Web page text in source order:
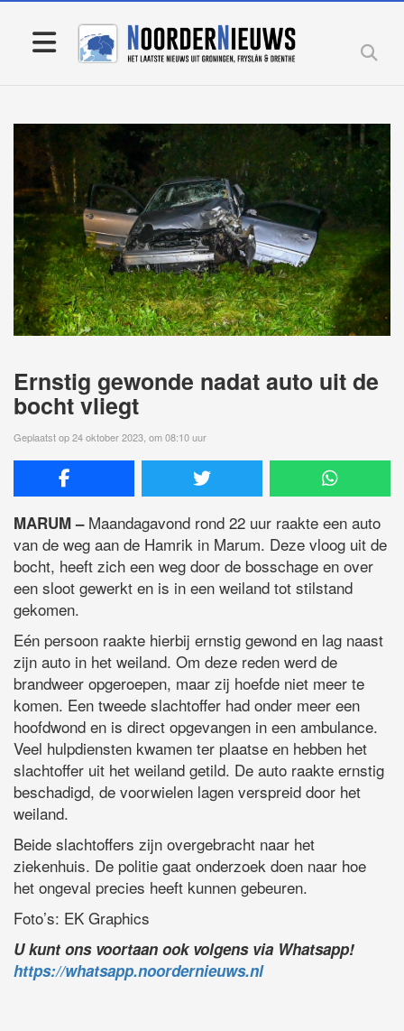
Ernstig gewonde nadat auto uit de
bocht vliegt
Geplaatst op 24 oktober 2023, om 08:10 uur
MARUM –Maandagavond rond 22 uur raakte een auto
van de weg aan de Hamrik in Marum. Deze vloog uit de
bocht, heeft zich een weg door de bosschage en over
een sloot gewerkt en is in een weiland tot stilstand
gekomen.
Eén persoon raakte hierbij ernstig gewond en lag naast
zijn auto in het weiland. Om deze reden werd de
brandweer opgeroepen, maar zij hoefde niet meer te
komen. Een tweede slachtoffer had onder meer een
hoofdwond en is direct opgevangen in een ambulance.
Veel hulpdiensten kwamen ter plaatse en hebben het
slachtoffer uit het weiland getild. De auto raakte ernstig
beschadigd, de voorwielen lagen verspreid door het
weiland.
Beide slachtoffers zijn overgebracht naar het
ziekenhuis. De politie gaat onderzoek doen naar hoe
het ongeval precies heeft kunnen gebeuren.
Foto’s: EK Graphics
U kunt ons voortaan ook volgens via Whatsapp!
https://whatsapp.noordernieuws.nl